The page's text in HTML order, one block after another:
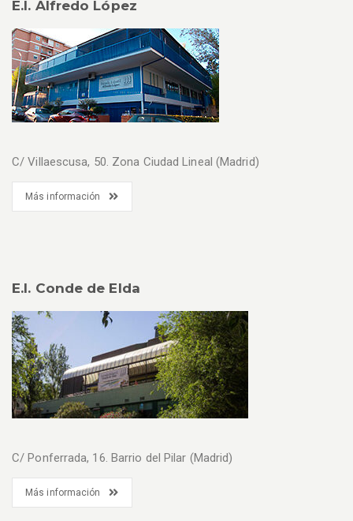
E.I. Alfredo López
C/ Villaescusa, 50. Zona Ciudad Lineal (Madrid)
Más información
E.I. Conde de Elda
C/ Ponferrada, 16. Barrio del Pilar (Madrid)
Más información